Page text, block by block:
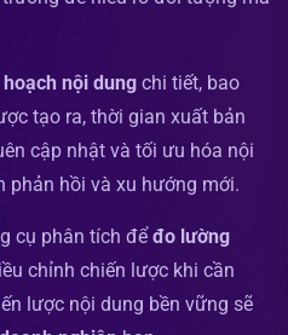
hoạch nội dung chi tiết, bao
tạo ra, thời gian xuất bản
cập nhật và tối ưu hóa nội
phản hồi và xu hướng mới.
cụ phân tích để đo lường
chỉnh chiến lược khi cần
lược nội dung bền vững sẽ